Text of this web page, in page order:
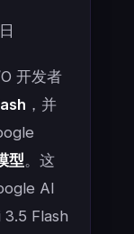
开发者
，并
型。这
AI
3.5 Flash